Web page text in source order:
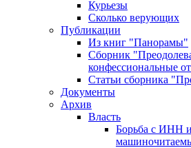
Курьезы
Сколько верующих
Публикации
Из книг "Панорамы"
Сборник
конфессиональные
Статьи сборника
Документы
Архив
Власть
Борьба с ИНН